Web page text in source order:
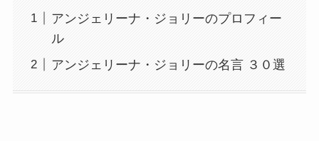
アンジェリーナ・ジョリーのプロフィー
ル
アンジェリーナ・ジョリーの名言 ３０選